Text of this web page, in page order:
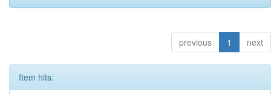
previous 1 next
Item hits: